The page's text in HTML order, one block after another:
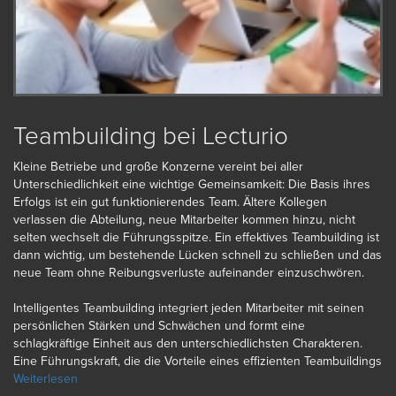
Teambuilding bei Lecturio
Kleine Betriebe und große Konzerne vereint bei aller
Unterschiedlichkeit eine wichtige Gemeinsamkeit: Die Basis ihres
Erfolgs ist ein gut funktionierendes Team. Ältere Kollegen
verlassen die Abteilung, neue Mitarbeiter kommen hinzu, nicht
selten wechselt die Führungsspitze. Ein effektives Teambuilding ist
dann wichtig, um bestehende Lücken schnell zu schließen und das
neue Team ohne Reibungsverluste aufeinander einzuschwören.
Intelligentes Teambuilding integriert jeden Mitarbeiter mit seinen
persönlichen Stärken und Schwächen und formt eine
schlagkräftige Einheit aus den unterschiedlichsten Charakteren.
Eine Führungskraft, die die Vorteile eines effizienten Teambuildings
erkennt, hat alle Argumente auf seiner Seite, um ein Unternehmen
Weiterlesen